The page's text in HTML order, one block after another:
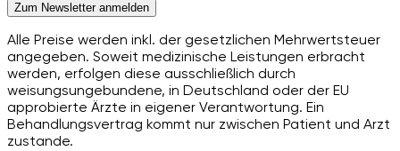
Zum Newsletter anmelden
Alle Preise werden inkl. der gesetzlichen Mehrwertsteuer
angegeben. Soweit medizinische Leistungen erbracht
werden, erfolgen diese ausschließlich durch
weisungsungebundene, in Deutschland oder der EU
approbierte Ärzte in eigener Verantwortung. Ein
Behandlungsvertrag kommt nur zwischen Patient und Arzt
zustande.